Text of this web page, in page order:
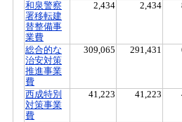
和泉警察
署移転建
替整備事
業費
2,434 2,434
総合的な
治安対策
推進事業
費
309,065 291,431
西成特別
対策事業
費
41,223 41,223